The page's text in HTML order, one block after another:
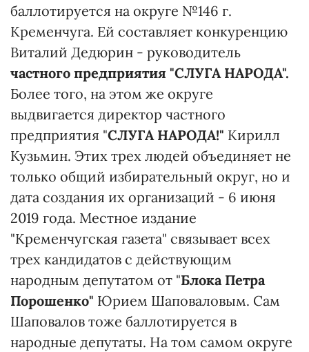
баллотируется на округе №146 г.
Кременчуга. Ей составляет конкуренцию
Виталий Дедюрин - руководитель
частного предприятия "СЛУГА НАРОДА".
Более того, на этом же округе
выдвигается директор частного
предприятия "СЛУГА НАРОДА!" Кирилл
Кузьмин. Этих трех людей объединяет не
только общий избирательный округ, но и
дата создания их организаций - 6 июня
2019 года. Местное издание
"Кременчугская газета" связывает всех
трех кандидатов с действующим
народным депутатом от "Блока Петра
Порошенко" Юрием Шаповаловым. Сам
Шаповалов тоже баллотируется в
народные депутаты. На том самом округе